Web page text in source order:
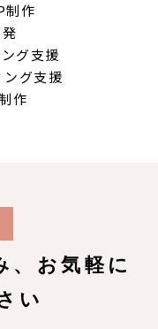
制作
グ支援
グ支援
作
、お気軽に
い